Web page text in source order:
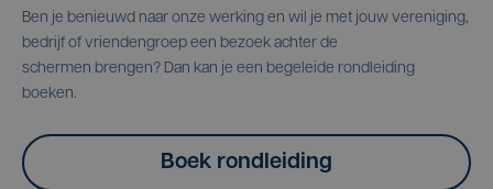
Ben je benieuwd naar onze werking en wil je met jouw vereniging,
bedrijf of vriendengroep een bezoek achter de
schermen brengen? Dan kan je een begeleide rondleiding
boeken.
Boek rondleiding